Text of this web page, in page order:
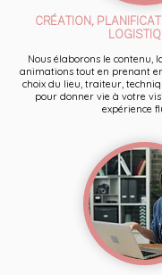
CRÉATION,
Nous élaborons le contenu,
animations tout en prenant
choix du lieu, traiteur,
pour donner vie à votre
expérience